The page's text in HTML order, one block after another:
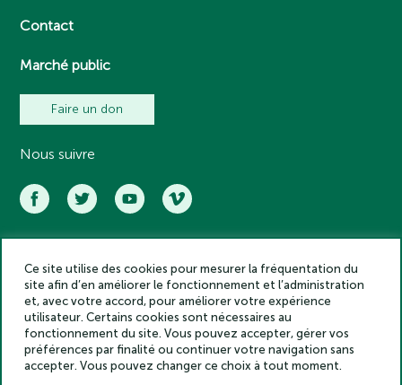
Contact
Marché public
Faire un don
Nous suivre
Académie des inscriptions et belles lettres – Tous droits réservés
2025
Politique de confidentialité
Mentions légales
Crédits
Gestion des cookies
Ce site utilise des cookies pour mesurer la fréquentation du
site afin d’en améliorer le fonctionnement et l’administration
et, avec votre accord, pour améliorer votre expérience
utilisateur. Certains cookies sont nécessaires au
fonctionnement du site. Vous pouvez accepter, gérer vos
préférences par finalité ou continuer votre navigation sans
accepter. Vous pouvez changer ce choix à tout moment.